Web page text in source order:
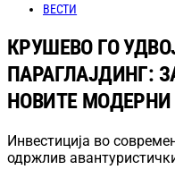
ВЕСТИ
КРУШЕВО ГО
ПАРАГЛАЈДИНГ:
НОВИТЕ
Инвестиција во
одржлив